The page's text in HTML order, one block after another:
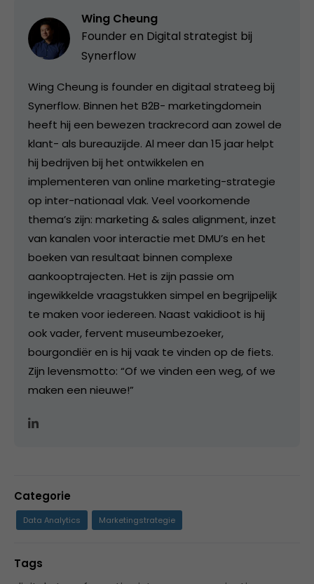
Wing Cheung
Founder en Digital strategist bij
Synerflow
Wing Cheung is founder en digitaal strateeg bij
Synerflow. Binnen het B2B- marketingdomein
heeft hij een bewezen trackrecord aan zowel de
klant- als bureauzijde. Al meer dan 15 jaar helpt
hij bedrijven bij het ontwikkelen en
implementeren van online marketing-strategie
op inter-nationaal vlak. Veel voorkomende
thema’s zijn: marketing & sales alignment, inzet
van kanalen voor interactie met DMU’s en het
boeken van resultaat binnen complexe
aankooptrajecten. Het is zijn passie om
ingewikkelde vraagstukken simpel en begrijpelijk
te maken voor iedereen. Naast vakidioot is hij
ook vader, fervent museumbezoeker,
bourgondiër en is hij vaak te vinden op de fiets.
Zijn levensmotto: “Of we vinden een weg, of we
maken een nieuwe!”
Categorie
Data Analytics Marketingstrategie
Tags